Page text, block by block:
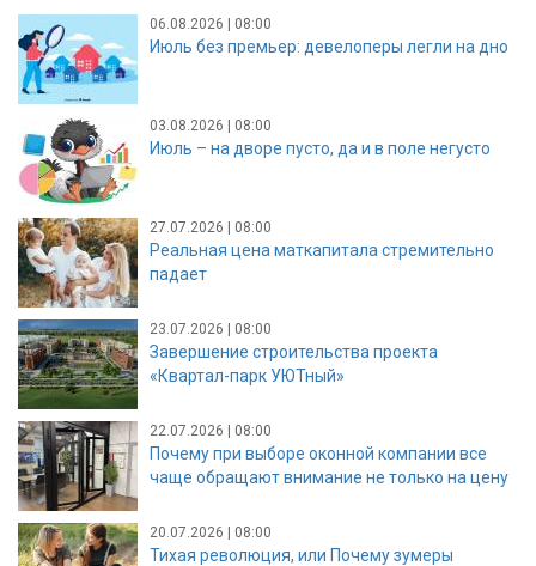
06.08.2026 | 08:00
Июль без премьер: девелоперы легли на дно
03.08.2026 | 08:00
Июль – на дворе пусто, да и в поле негусто
27.07.2026 | 08:00
Реальная цена маткапитала стремительно
падает
23.07.2026 | 08:00
Завершение строительства проекта
«Квартал-парк УЮТный»
22.07.2026 | 08:00
Почему при выборе оконной компании все
чаще обращают внимание не только на цену
20.07.2026 | 08:00
Тихая революция, или Почему зумеры